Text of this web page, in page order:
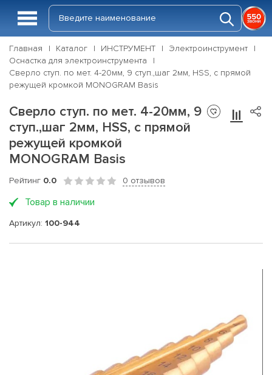
Главная Каталог ИНСТРУМЕНТ
Электроинструмент
Оснастка для электроинструмента
Сверло ступ. по мет. 4-20мм, 9 ступ.,шаг 2мм, HSS, с прямой
режущей кромкой MONOGRAM Basis
Сверло ступ. по мет. 4-20мм, 9
ступ.,шаг 2мм, HSS, с прямой
режущей кромкой
MONOGRAM Basis
Рейтинг 0.0 0 отзывов
Товар в наличии
Артикул: 100-944